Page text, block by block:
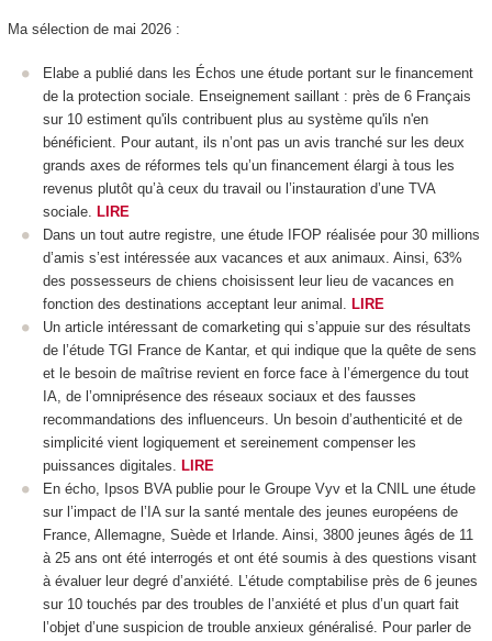
Ma sélection de mai 2026 :
Elabe a publié dans les Échos une étude portant sur le financement
de la protection sociale. Enseignement saillant : près de 6 Français
sur 10 estiment qu'ils contribuent plus au système qu'ils n'en
bénéficient. Pour autant, ils n’ont pas un avis tranché sur les deux
grands axes de réformes tels qu’un financement élargi à tous les
revenus plutôt qu’à ceux du travail ou l’instauration d’une TVA
sociale. LIRE
Dans un tout autre registre, une étude IFOP réalisée pour 30 millions
d’amis s’est intéressée aux vacances et aux animaux. Ainsi, 63%
des possesseurs de chiens choisissent leur lieu de vacances en
fonction des destinations acceptant leur animal. LIRE
Un article intéressant de comarketing qui s’appuie sur des résultats
de l’étude TGI France de Kantar, et qui indique que la quête de sens
et le besoin de maîtrise revient en force face à l’émergence du tout
IA, de l’omniprésence des réseaux sociaux et des fausses
recommandations des influenceurs. Un besoin d’authenticité et de
simplicité vient logiquement et sereinement compenser les
puissances digitales. LIRE
En écho, Ipsos BVA publie pour le Groupe Vyv et la CNIL une étude
sur l’impact de l’IA sur la santé mentale des jeunes européens de
France, Allemagne, Suède et Irlande. Ainsi, 3800 jeunes âgés de 11
à 25 ans ont été interrogés et ont été soumis à des questions visant
à évaluer leur degré d’anxiété. L’étude comptabilise près de 6 jeunes
sur 10 touchés par des troubles de l’anxiété et plus d’un quart fait
l’objet d’une suspicion de trouble anxieux généralisé. Pour parler de